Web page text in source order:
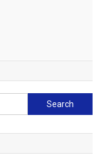
Search
for: